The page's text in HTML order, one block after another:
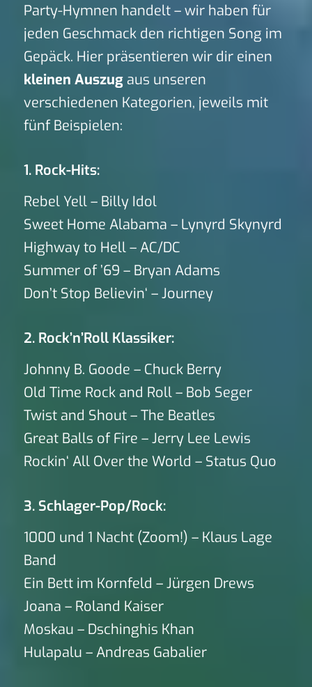
Party-Hymnen handelt – wir haben für
jeden Geschmack den richtigen Song im
Gepäck. Hier präsentieren wir dir einen
kleinen Auszugaus unseren
verschiedenen Kategorien, jeweils mit
fünf Beispielen:
1. Rock-Hits:
Rebel Yell – Billy Idol
Sweet Home Alabama – Lynyrd Skynyrd
Highway to Hell – AC/DC
Summer of ’69 – Bryan Adams
Don’t Stop Believin‘ – Journey
2. Rock’n’Roll Klassiker:
Johnny B. Goode – Chuck Berry
Old Time Rock and Roll – Bob Seger
Twist and Shout – The Beatles
Great Balls of Fire – Jerry Lee Lewis
Rockin‘ All Over the World – Status Quo
3. Schlager-Pop/Rock:
1000 und 1 Nacht (Zoom!) – Klaus Lage
Band
Ein Bett im Kornfeld – Jürgen Drews
Joana – Roland Kaiser
Moskau – Dschinghis Khan
Hulapalu – Andreas Gabalier